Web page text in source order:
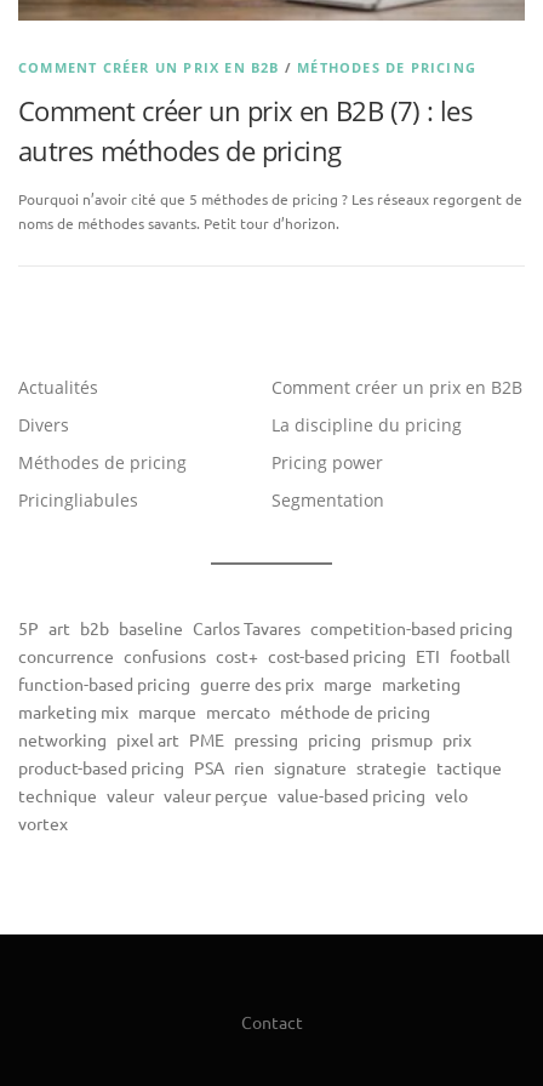
COMMENT CRÉER UN PRIX EN B2B / MÉTHODES DE PRICING
Comment créer un prix en B2B (7) : les
autres méthodes de pricing
Pourquoi n’avoir cité que 5 méthodes de pricing ? Les réseaux regorgent de
noms de méthodes savants. Petit tour d’horizon.
Actualités
Comment créer un prix en B2B
Divers
La discipline du pricing
Méthodes de pricing
Pricing power
Pricingliabules
Segmentation
5P art b2b baseline Carlos Tavares competition-based pricing
concurrence confusions cost+ cost-based pricing ETI football
function-based pricing guerre des prix marge marketing
marketing mix marque mercato méthode de pricing
networking pixel art PME pressing pricing prismup prix
product-based pricing PSA rien signature strategie tactique
technique valeur valeur perçue value-based pricing velo
vortex
Contact